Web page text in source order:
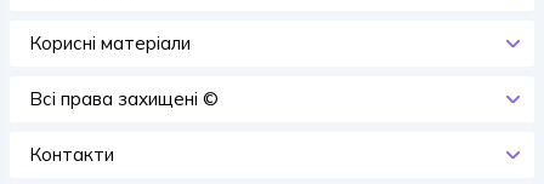
Корисні матеріали
Всi права захищенi ©
Контакти